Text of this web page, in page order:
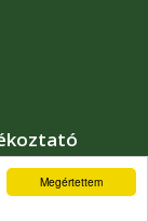
Megértettem